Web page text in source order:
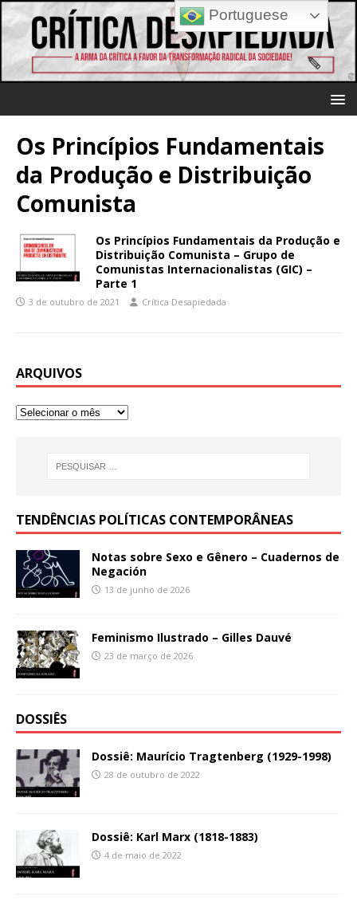
Os Princípios Fundamentais
da Produção e Distribuição
Comunista
Os Princípios Fundamentais da Produção e
Distribuição Comunista – Grupo de
Comunistas Internacionalistas (GIC) –
Parte 1
3 de outubro de 2021 Crítica Desapiedada
ARQUIVOS
TENDÊNCIAS POLÍTICAS CONTEMPORÂNEAS
Notas sobre Sexo e Gênero – Cuadernos de
Negación
13 de junho de 2026
Feminismo Ilustrado – Gilles Dauvé
23 de março de 2026
DOSSIÊS
Dossiê: Maurício Tragtenberg (1929-1998)
28 de outubro de 2022
Dossiê: Karl Marx (1818-1883)
4 de maio de 2022
Portuguese